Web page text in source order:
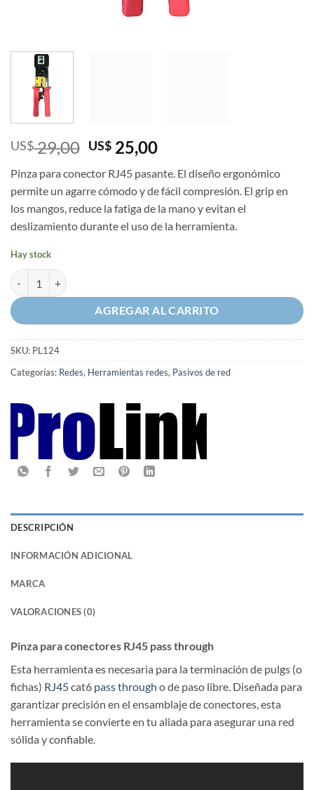
US$29,00 El
precio
original
era:
US$ 29,00.
US$ 25,00El
actual
es:
US$ 25,00.
Pinza para conector RJ45 pasante. El diseño ergonómico
permite un agarre cómodo y de fácil compresión. El grip en
los mangos, reduce la fatiga de la mano y evitan el
deslizamiento durante el uso de la herramienta.
Hay stock
Pinza para conectores RJ45 pass through cantidad
AGREGAR AL CARRITO
SKU: PL124
Categorías: Redes, Herramientas redes, Pasivos de red
DESCRIPCIÓN
INFORMACIÓN ADICIONAL
MARCA
VALORACIONES (0)
Pinza para conectores RJ45 pass through
Esta herramienta es necesaria para la terminación de pulgs (o
fichas) RJ45cat6 pass through o de paso libre. Diseñada para
garantizar precisión en el ensamblaje de conectores, esta
herramienta se convierte en tu aliada para asegurar una red
sólida y confiable.